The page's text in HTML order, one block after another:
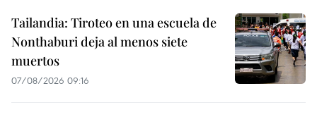
Tailandia: Tiroteo en una escuela de
Nonthaburi deja al menos siete
muertos
07/08/2026 09:16